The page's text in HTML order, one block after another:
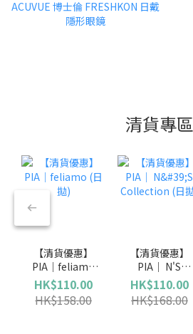
清貨專區
【清貨優惠】
PIA｜feliamo
(日拋)
HK$110.00
HK$158.00
【清貨優惠】
PIA｜ N'S
Collection (日
拋)
HK$110.00
HK$168.00